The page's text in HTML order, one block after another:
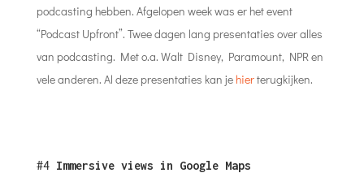
podcasting hebben. Afgelopen week was er het event
“Podcast Upfront”. Twee dagen lang presentaties over alles
van podcasting. Met o.a. Walt Disney, Paramount, NPR en
vele anderen. Al deze presentaties kan jehierterugkijken.
#4 Immersive views in Google Maps